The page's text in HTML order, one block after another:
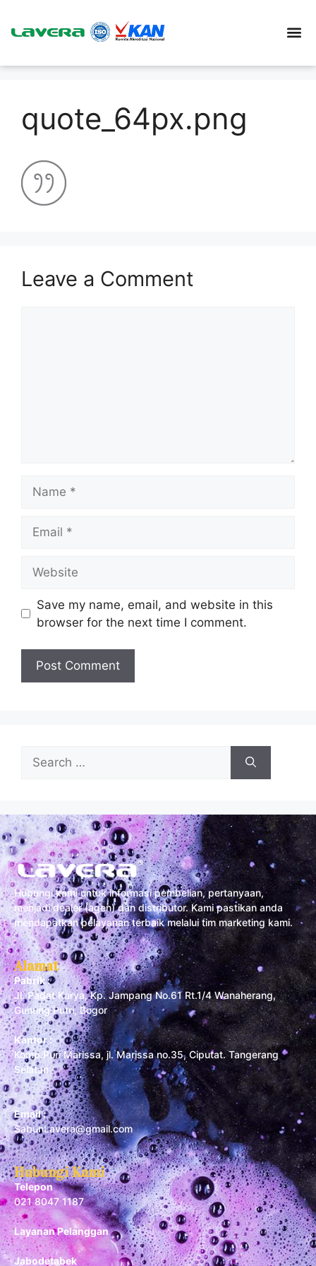
quote_64px.png
Leave a Comment
Save my name, email, and website in this
browser for the next time I comment.
Hubungi kami untuk informasi pembelian, pertanyaan,
menjadi dealer (agen) dan distributor. Kami pastikan anda
mendapatkan pelayanan terbaik melalui tim marketing kami.
Alamat
Pabrik :
Jl. Padat Karya, Kp. Jampang No.61 Rt.1/4 Wanaherang,
Gunung Putri, Bogor
Kantor :
Komp Puri Marissa, jl. Marissa no.35, Ciputat. Tangerang
Selatan
Email :
SabunLavera@gmail.com
Hubungi Kami
Telepon
021 8047 1187
Layanan Pelanggan
Jabodetabek